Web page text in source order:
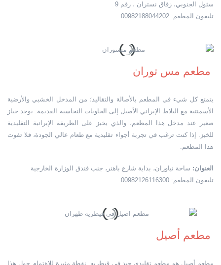
سئول الجنوبي، زقاق نستران ، رقم 9
تليفون المطعم: 00982188044202
مطعم مس توران
يتمتع كل شيء في المطعم بالأصالة والتقاليد؛ من المدخل الخشبي والأرضية
الأسمنتية مع البلاط الإيراني الأصيل إلى الحاويات النحاسية القديمة. يوجد خباز
صغير عند مدخل هذا المطعم، والذي يخبز على الطريقة الإيرانية التقليدية
للخبز. إذا كنت ترغب في تجربة أجواء تقليدية مع طعام عالي الجودة، فلا تفوت
هذا المطعم.
العنوان: ساحة نياوران، بداية شارع باهنر، جنب فندق الوزارة الخارجية
تليفون المطعم: 00982126116300
مطعم أصيل
مطعم أصيل هو مطعم تقليدي جيد في قيطريه. نقطة مثيرة للاهتمام حول هذا